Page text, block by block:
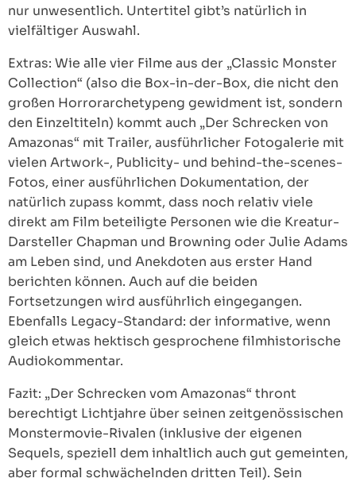
nur unwesentlich. Untertitel gibt’s natürlich in
vielfältiger Auswahl.
Extras: Wie alle vier Filme aus der „Classic Monster
Collection“ (also die Box-in-der-Box, die nicht den
großen Horrorarchetypeng gewidment ist, sondern
den Einzeltiteln) kommt auch „Der Schrecken von
Amazonas“ mit Trailer, ausführlicher Fotogalerie mit
vielen Artwork-, Publicity- und behind-the-scenes-
Fotos, einer ausführlichen Dokumentation, der
natürlich zupass kommt, dass noch relativ viele
direkt am Film beteiligte Personen wie die Kreatur-
Darsteller Chapman und Browning oder Julie Adams
am Leben sind, und Anekdoten aus erster Hand
berichten können. Auch auf die beiden
Fortsetzungen wird ausführlich eingegangen.
Ebenfalls Legacy-Standard: der informative, wenn
gleich etwas hektisch gesprochene filmhistorische
Audiokommentar.
Fazit: „Der Schrecken vom Amazonas“ thront
berechtigt Lichtjahre über seinen zeitgenössischen
Monstermovie-Rivalen (inklusive der eigenen
Sequels, speziell dem inhaltlich auch gut gemeinten,
aber formal schwächelnden dritten Teil). Sein